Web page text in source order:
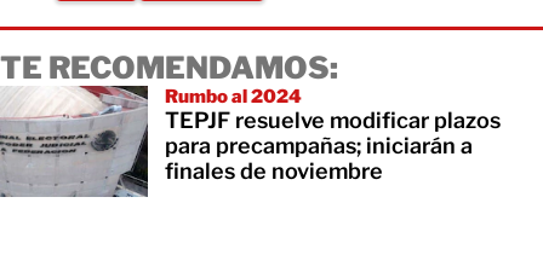
TE RECOMENDAMOS:
Rumbo al 2024
TEPJF resuelve modificar plazos
para precampañas; iniciarán a
finales de noviembre